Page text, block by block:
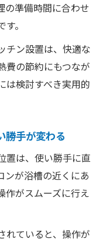
の準備時間に合わせ
。
チン設置は、快適な
費の節約にもつなが
は検討すべき実用的
勝手が変わる
置は、使い勝手に直
ンが浴槽の近くにあ
作がスムーズに行え
れていると、操作が